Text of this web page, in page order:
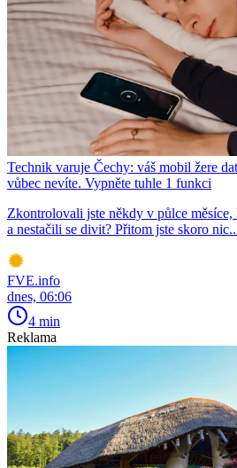
Technik varuje Čechy: váš mobil žere
vůbec nevíte. Vypněte tuhle 1 funkci
Zkontrolovali jste někdy v půlce
a nestačili se divit? Přitom jste skoro
FVE.info
dnes, 06:06
4 min
Reklama